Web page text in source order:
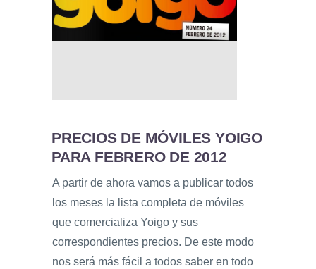
PRECIOS DE MÓVILES YOIGO
PARA FEBRERO DE 2012
A partir de ahora vamos a publicar todos
los meses la lista completa de móviles
que comercializa Yoigo y sus
correspondientes precios. De este modo
nos será más fácil a todos saber en todo